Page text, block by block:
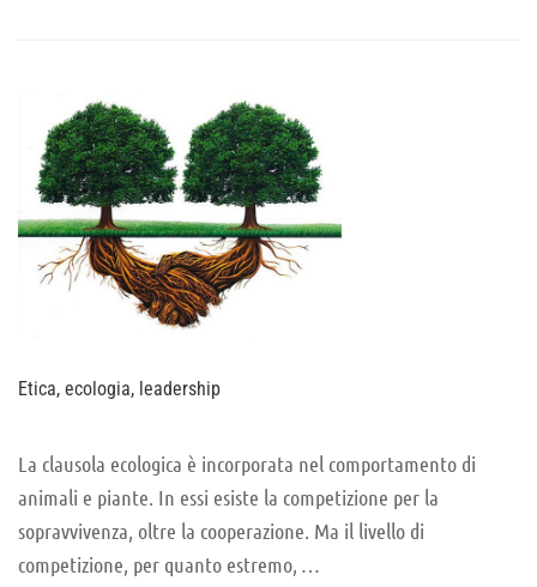
Etica, ecologia, leadership
La clausola ecologica è incorporata nel comportamento di
animali e piante. In essi esiste la competizione per la
sopravvivenza, oltre la cooperazione. Ma il livello di
competizione, per quanto estremo, …